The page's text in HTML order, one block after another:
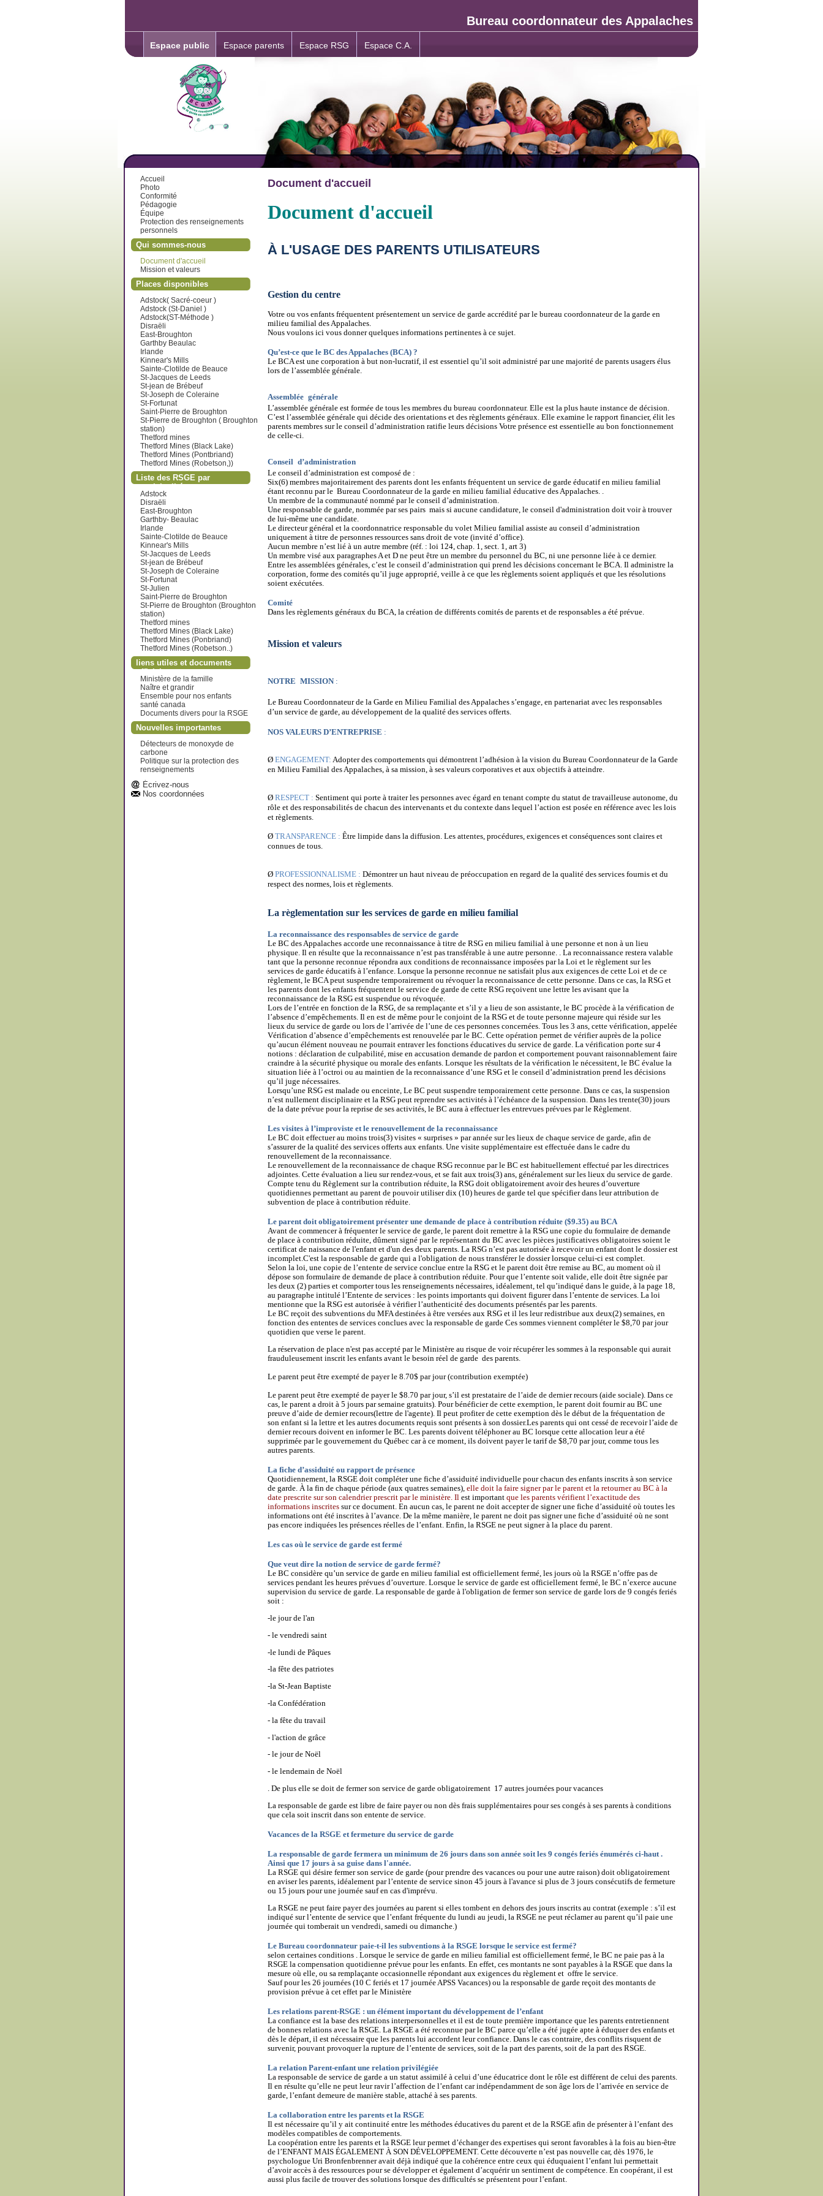
Bureau coordonnateur des Appalaches
Espace public Espace parents Espace RSG Espace C.A.
Accueil
Photo
Conformité
Pédagogie
Équipe
Protection des renseignements
personnels
Qui sommes-nous
Document d'accueil
Mission et valeurs
Places disponibles
Adstock( Sacré-coeur )
Adstock (St-Daniel )
Adstock(ST-Méthode )
Disraëli
East-Broughton
Garthby Beaulac
Irlande
Kinnear's Mills
Sainte-Clotilde de Beauce
St-Jacques de Leeds
St-jean de Brébeuf
St-Joseph de Coleraine
St-Fortunat
Saint-Pierre de Broughton
St-Pierre de Broughton ( Broughton
station)
Thetford mines
Thetford Mines (Black Lake)
Thetford Mines (Pontbriand)
Thetford Mines (Robetson,))
Liste des RSGE par
municipalité
Adstock
Disraëli
East-Broughton
Garthby- Beaulac
Irlande
Sainte-Clotilde de Beauce
Kinnear's Mills
St-Jacques de Leeds
St-jean de Brébeuf
St-Joseph de Coleraine
St-Fortunat
St-Julien
Saint-Pierre de Broughton
St-Pierre de Broughton (Broughton
station)
Thetford mines
Thetford Mines (Black Lake)
Thetford Mines (Ponbriand)
Thetford Mines (Robetson..)
liens utiles et documents
officiels
Ministère de la famille
Naître et grandir
Ensemble pour nos enfants
santé canada
Documents divers pour la RSGE
Nouvelles importantes
Détecteurs de monoxyde de
carbone
Politique sur la protection des
renseignements
Écrivez-nous
Nos coordonnées
Document d'accueil
Document d'accueil
À L'USAGE DES PARENTS UTILISATEURS
Gestion du centre
Votre ou vos enfants fréquentent présentement un service de garde accrédité par le bureau coordonnateur de la garde en
milieu familial des Appalaches.
Nous voulons ici vous donner quelques informations pertinentes à ce sujet.
Qu’est-ce que le BC des Appalaches (BCA) ?
Le BCA est une corporation à but non-lucratif, il est essentiel qu’il soit administré par une majorité de parents usagers élus
lors de l’assemblée générale.
Assemblée générale
L’assemblée générale est formée de tous les membres du bureau coordonnateur. Elle est la plus haute instance de décision.
C’est l’assemblée générale qui décide des orientations et des règlements généraux. Elle examine le rapport financier, élit les
parents membres sur le conseil d’administration ratifie leurs décisions Votre présence est essentielle au bon fonctionnement
de celle-ci.
Conseil d’administration
Le conseil d’administration est composé de :
Six(6) membres majoritairement des parents dont les enfants fréquentent un service de garde éducatif en milieu familial
étant reconnu par le Bureau Coordonnateur de la garde en milieu familial éducative des Appalaches. .
Un membre de la communauté nommé par le conseil d’administration.
Une responsable de garde, nommée par ses pairs mais si aucune candidature, le conseil d'administration doit voir à trouver
de lui-même une candidate.
Le directeur général et la coordonnatrice responsable du volet Milieu familial assiste au conseil d’administration
uniquement à titre de personnes ressources sans droit de vote (invité d’office).
Aucun membre n’est lié à un autre membre (réf. : loi 124, chap. 1, sect. 1, art 3)
Un membre visé aux paragraphes A et D ne peut être un membre du personnel du BC, ni une personne liée à ce dernier.
Entre les assemblées générales, c’est le conseil d’administration qui prend les décisions concernant le BCA. Il administre la
corporation, forme des comités qu’il juge approprié, veille à ce que les règlements soient appliqués et que les résolutions
soient exécutées.
Comité
Dans les règlements généraux du BCA, la création de différents comités de parents et de responsables a été prévue.
Mission et valeurs
NOTRE MISSION :
Le Bureau Coordonnateur de la Garde en Milieu Familial des Appalaches s’engage, en partenariat avec les responsables
d’un service de garde, au développement de la qualité des services offerts.
NOS VALEURS D’ENTREPRISE :
Ø ENGAGEMENT: Adopter des comportements qui démontrent l’adhésion à la vision du Bureau Coordonnateur de la Garde
en Milieu Familial des Appalaches, à sa mission, à ses valeurs corporatives et aux objectifs à atteindre.
Ø RESPECT : Sentiment qui porte à traiter les personnes avec égard en tenant compte du statut de travailleuse autonome, du
rôle et des responsabilités de chacun des intervenants et du contexte dans lequel l’action est posée en référence avec les lois
et règlements.
Ø TRANSPARENCE : Être limpide dans la diffusion. Les attentes, procédures, exigences et conséquences sont claires et
connues de tous.
Ø PROFESSIONNALISME : Démontrer un haut niveau de préoccupation en regard de la qualité des services fournis et du
respect des normes, lois et règlements.
La règlementation sur les services de garde en milieu familial
La reconnaissance des responsables de service de garde
Le BC des Appalaches accorde une reconnaissance à titre de RSG en milieu familial à une personne et non à un lieu
physique. Il en résulte que la reconnaissance n’est pas transférable à une autre personne. . La reconnaissance restera valable
tant que la personne reconnue répondra aux conditions de reconnaissance imposées par la Loi et le règlement sur les
services de garde éducatifs à l’enfance. Lorsque la personne reconnue ne satisfait plus aux exigences de cette Loi et de ce
règlement, le BCA peut suspendre temporairement ou révoquer la reconnaissance de cette personne. Dans ce cas, la RSG et
les parents dont les enfants fréquentent le service de garde de cette RSG reçoivent une lettre les avisant que la
reconnaissance de la RSG est suspendue ou révoquée.
Lors de l’entrée en fonction de la RSG, de sa remplaçante et s’il y a lieu de son assistante, le BC procède à la vérification de
l’absence d’empêchements. Il en est de même pour le conjoint de la RSG et de toute personne majeure qui réside sur les
lieux du service de garde ou lors de l’arrivée de l’une de ces personnes concernées. Tous les 3 ans, cette vérification, appelée
Vérification d’absence d’empêchements est renouvelée par le BC. Cette opération permet de vérifier auprès de la police
qu’aucun élément nouveau ne pourrait entraver les fonctions éducatives du service de garde. La vérification porte sur 4
notions : déclaration de culpabilité, mise en accusation demande de pardon et comportement pouvant raisonnablement faire
craindre à la sécurité physique ou morale des enfants. Lorsque les résultats de la vérification le nécessitent, le BC évalue la
situation liée à l’octroi ou au maintien de la reconnaissance d’une RSG et le conseil d’administration prend les décisions
qu’il juge nécessaires.
Lorsqu’une RSG est malade ou enceinte, Le BC peut suspendre temporairement cette personne. Dans ce cas, la suspension
n’est nullement disciplinaire et la RSG peut reprendre ses activités à l’échéance de la suspension. Dans les trente(30) jours
de la date prévue pour la reprise de ses activités, le BC aura à effectuer les entrevues prévues par le Règlement.
Les visites à l’improviste et le renouvellement de la reconnaissance
Le BC doit effectuer au moins trois(3) visites « surprises » par année sur les lieux de chaque service de garde, afin de
s’assurer de la qualité des services offerts aux enfants. Une visite supplémentaire est effectuée dans le cadre du
renouvellement de la reconnaissance.
Le renouvellement de la reconnaissance de chaque RSG reconnue par le BC est habituellement effectué par les directrices
adjointes. Cette évaluation a lieu sur rendez-vous, et se fait aux trois(3) ans, généralement sur les lieux du service de garde.
Compte tenu du Règlement sur la contribution réduite, la RSG doit obligatoirement avoir des heures d’ouverture
quotidiennes permettant au parent de pouvoir utiliser dix (10) heures de garde tel que spécifier dans leur attribution de
subvention de place à contribution réduite.
Le parent doit obligatoirement présenter une demande de place à contribution réduite ($9.35) au BCA
Avant de commencer à fréquenter le service de garde, le parent doit remettre à la RSG une copie du formulaire de demande
de place à contribution réduite, dûment signé par le représentant du BC avec les pièces justificatives obligatoires soient le
certificat de naissance de l'enfant et d'un des deux parents. La RSG n’est pas autorisée à recevoir un enfant dont le dossier est
incomplet.C'est la responsable de garde qui a l'obligation de nous transférer le dossier lorsque celui-ci est complet.
Selon la loi, une copie de l’entente de service conclue entre la RSG et le parent doit être remise au BC, au moment où il
dépose son formulaire de demande de place à contribution réduite. Pour que l’entente soit valide, elle doit être signée par
les deux (2) parties et comporter tous les renseignements nécessaires, idéalement, tel qu’indiqué dans le guide, à la page 18,
au paragraphe intitulé l’Entente de services : les points importants qui doivent figurer dans l’entente de services. La loi
mentionne que la RSG est autorisée à vérifier l’authenticité des documents présentés par les parents.
Le BC reçoit des subventions du MFA destinées à être versées aux RSG et il les leur redistribue aux deux(2) semaines, en
fonction des ententes de services conclues avec la responsable de garde Ces sommes viennent compléter le $8,70 par jour
quotidien que verse le parent.
La réservation de place n'est pas accepté par le Ministère au risque de voir récupérer les sommes à la responsable qui aurait
frauduleusement inscrit les enfants avant le besoin réel de garde des parents.
Le parent peut être exempté de payer le 8.70$ par jour (contribution exemptée)
Le parent peut être exempté de payer le $8.70 par jour, s’il est prestataire de l’aide de dernier recours (aide sociale). Dans ce
cas, le parent a droit à 5 jours par semaine gratuits). Pour bénéficier de cette exemption, le parent doit fournir au BC une
preuve d’aide de dernier recours(lettre de l'agente). Il peut profiter de cette exemption dès le début de la fréquentation de
son enfant si la lettre et les autres documents requis sont présents à son dossier.Les parents qui ont cessé de recevoir l’aide de
dernier recours doivent en informer le BC. Les parents doivent téléphoner au BC lorsque cette allocation leur a été
supprimée par le gouvernement du Québec car à ce moment, ils doivent payer le tarif de $8,70 par jour, comme tous les
autres parents.
La fiche d’assiduité ou rapport de présence
Quotidiennement, la RSGE doit compléter une fiche d’assiduité individuelle pour chacun des enfants inscrits à son service
de garde. À la fin de chaque période (aux quatres semaines), elle doit la faire signer par le parent et la retourner au BC à la
date prescrite sur son calendrier prescrit par le ministère. Il est important que les parents vérifient l’exactitude des
informations inscrites sur ce document. En aucun cas, le parent ne doit accepter de signer une fiche d’assiduité où toutes les
informations ont été inscrites à l’avance. De la même manière, le parent ne doit pas signer une fiche d’assiduité où ne sont
pas encore indiquées les présences réelles de l’enfant. Enfin, la RSGE ne peut signer à la place du parent.
Les cas où le service de garde est fermé
Que veut dire la notion de service de garde fermé?
Le BC considère qu’un service de garde en milieu familial est officiellement fermé, les jours où la RSGE n’offre pas de
services pendant les heures prévues d’ouverture. Lorsque le service de garde est officiellement fermé, le BC n’exerce aucune
supervision du service de garde. La responsable de garde à l'obligation de fermer son service de garde lors de 9 congés feriés
soit :
-le jour de l'an
- le vendredi saint
-le lundi de Pâques
-la fête des patriotes
-la St-Jean Baptiste
-la Confédération
- la fête du travail
- l'action de grâce
- le jour de Noël
- le lendemain de Noël
. De plus elle se doit de fermer son service de garde obligatoirement 17 autres journées pour vacances
La responsable de garde est libre de faire payer ou non dès frais supplémentaires pour ses congés à ses parents à conditions
que cela soit inscrit dans son entente de service.
Vacances de la RSGE et fermeture du service de garde
La responsable de garde fermera un minimum de 26 jours dans son année soit les 9 congés feriés énumérés ci-haut .
Ainsi que 17 jours à sa guise dans l'année.
La RSGE qui désire fermer son service de garde (pour prendre des vacances ou pour une autre raison) doit obligatoirement
en aviser les parents, idéalement par l’entente de service sinon 45 jours à l'avance si plus de 3 jours consécutifs de fermeture
ou 15 jours pour une journée sauf en cas d'imprévu.
La RSGE ne peut faire payer des journées au parent si elles tombent en dehors des jours inscrits au contrat (exemple : s’il est
indiqué sur l’entente de service que l’enfant fréquente du lundi au jeudi, la RSGE ne peut réclamer au parent qu’il paie une
journée qui tomberait un vendredi, samedi ou dimanche.)
Le Bureau coordonnateur paie-t-il les subventions à la RSGE lorsque le service est fermé?
selon certaines conditions . Lorsque le service de garde en milieu familial est officiellement fermé, le BC ne paie pas à la
RSGE la compensation quotidienne prévue pour les enfants. En effet, ces montants ne sont payables à la RSGE que dans la
mesure où elle, ou sa remplaçante occasionnelle répondant aux exigences du règlement et offre le service.
Sauf pour les 26 journées (10 C feriés et 17 journée APSS Vacances) ou la responsable de garde reçoit des montants de
provision prévue à cet effet par le Ministère
Les relations parent-RSGE : un élément important du développement de l’enfant
La confiance est la base des relations interpersonnelles et il est de toute première importance que les parents entretiennent
de bonnes relations avec la RSGE. La RSGE a été reconnue par le BC parce qu’elle a été jugée apte à éduquer des enfants et
dès le départ, il est nécessaire que les parents lui accordent leur confiance. Dans le cas contraire, des conflits risquent de
survenir, pouvant provoquer la rupture de l’entente de services, soit de la part des parents, soit de la part des RSGE.
La relation Parent-enfant une relation privilégiée
La responsable de service de garde a un statut assimilé à celui d’une éducatrice dont le rôle est différent de celui des parents.
Il en résulte qu’elle ne peut leur ravir l’affection de l’enfant car indépendamment de son âge lors de l’arrivée en service de
garde, l’enfant demeure de manière stable, attaché à ses parents.
La collaboration entre les parents et la RSGE
Il est nécessaire qu’il y ait continuité entre les méthodes éducatives du parent et de la RSGE afin de présenter à l’enfant des
modèles compatibles de comportements.
La coopération entre les parents et la RSGE leur permet d’échanger des expertises qui seront favorables à la fois au bien-être
de l’ENFANT MAIS ÉGALEMENT À SON DÉVELOPPEMENT. Cette découverte n’est pas nouvelle car, dès 1976, le
psychologue Uri Bronfenbrenner avait déjà indiqué que la cohérence entre ceux qui éduquaient l’enfant lui permettait
d’avoir accès à des ressources pour se développer et également d’acquérir un sentiment de compétence. En coopérant, il est
aussi plus facile de trouver des solutions lorsque des difficultés se présentent pour l’enfant.